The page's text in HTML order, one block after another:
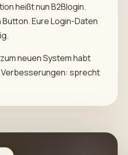
heißt nun B2Blogin.
Eure Login-Daten
neuen System habt
sprecht